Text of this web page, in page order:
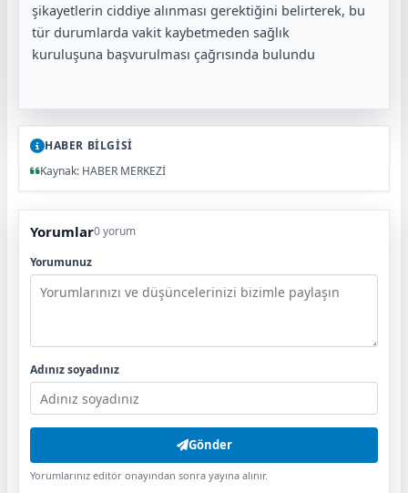
şikayetlerin ciddiye alınması gerektiğini belirterek, bu
tür durumlarda vakit kaybetmeden sağlık
kuruluşuna başvurulması çağrısında bulundu
HABER BİLGİSİ
Kaynak: HABER MERKEZİ
Yorumlar0 yorum
Yorumunuz
Adınız soyadınız
Gönder
Yorumlarınız editör onayından sonra yayına alınır.